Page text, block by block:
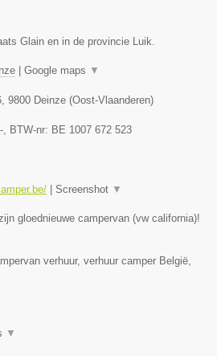
Glain en in de provincie Luik.
Google maps ▼
, 9800 Deinze (Oost-Vlaanderen)
-, BTW-nr: BE 1007 672 523
Screenshot ▼
gloednieuwe campervan (vw california)!
verhuur, verhuur camper België,
▼